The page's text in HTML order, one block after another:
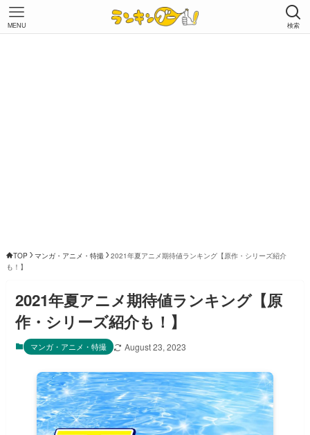
検索
MENU
TOP マンガ・アニメ・特撮
2021年夏アニメ期待値ランキング【原作・シリーズ紹介
も！】
2021年夏アニメ期待値ランキング【原
作・シリーズ紹介も！】
マンガ・アニメ・特撮 August 23, 2023